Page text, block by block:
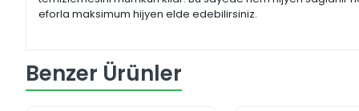
eforla maksimum hijyen elde edebilirsiniz.
Benzer Ürünler